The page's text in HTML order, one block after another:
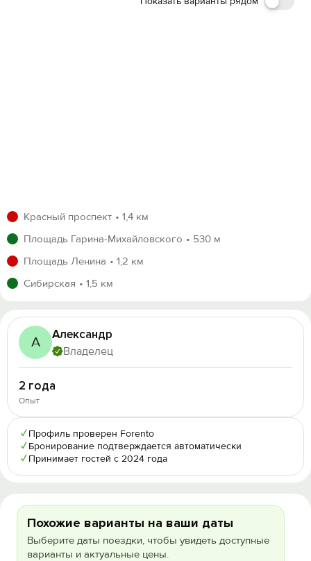
Красный проспект
1,4 км
Площадь Гарина-Михайловского
530 м
Площадь Ленина
1,2 км
Сибирская
1,5 км
А Александр
Владелец
2 года
Опыт
✓ Профиль проверен Forento
✓ Бронирование подтверждается автоматически
✓ Принимает гостей с 2024 года
Похожие варианты на ваши даты
Выберите даты поездки, чтобы увидеть доступные
варианты и актуальные цены.